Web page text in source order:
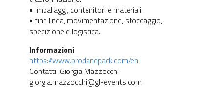
• imballaggi, contenitori e materiali.
• fine linea, movimentazione, stoccaggio,
spedizione e logistica.
Informazioni
https://www.prodandpack.com/en
Contatti: Giorgia Mazzocchi
giorgia.mazzocchi@gl-events.com